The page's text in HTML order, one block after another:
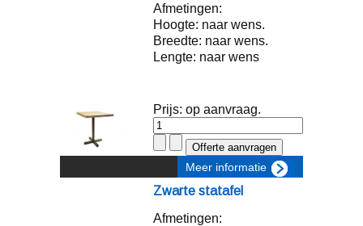
Afmetingen:
Hoogte: naar wens.
Breedte: naar wens.
Lengte: naar wens
Prijs: op aanvraag.
Meer informatie
Zwarte statafel
Afmetingen: